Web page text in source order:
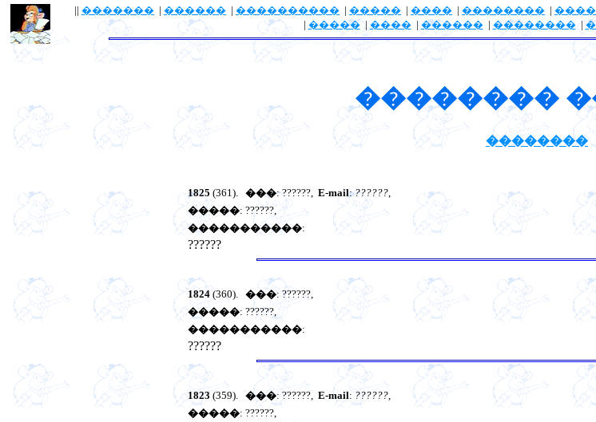
|| ������� | ������ | ���������� | ����� | ���� | �������� |
| �����|����|������| ��������|
��������
��������
1825 (361). ���: ??????, E-mail:??????,
�����: ??????,
�����������:
??????
1824(360). ���: ??????,
�����: ??????,
�����������:
??????
1823(359). ���: ??????, E-mail: ??????,
�����: ??????,